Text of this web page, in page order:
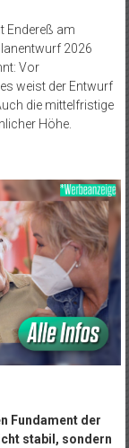
Endereß am
2026
Vor
weist der Entwurf
die mittelfristige
Höhe.
Fundament der
stabil, sondern